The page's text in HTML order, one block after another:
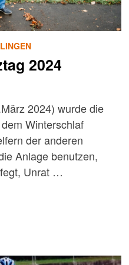
2024
2024) wurde die
Winterschlaf
der anderen
Anlage benutzen,
Unrat …